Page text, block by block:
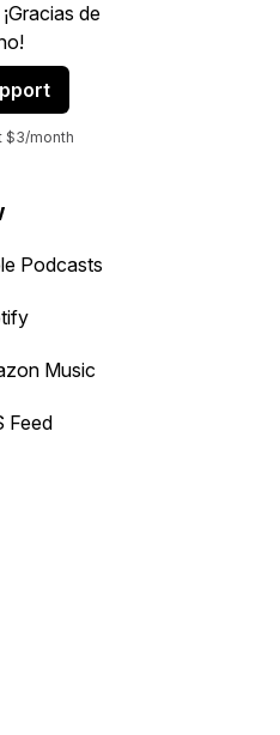
or backward.
de
$3/month
Podcasts
Music
Feed